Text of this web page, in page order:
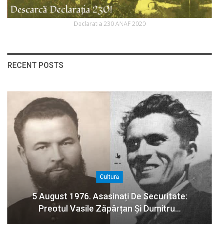
Declaratia 230 ANAF 2020
RECENT POSTS
Cultură
5 August 1976. Asasinați De Securitate:
Preotul Vasile Zăpârțan Și Dumitru…